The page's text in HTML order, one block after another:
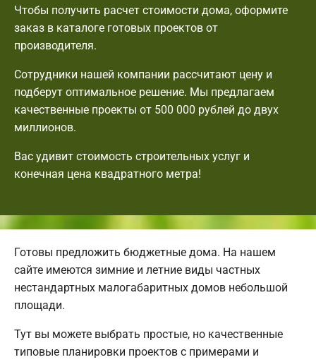
Чтобы получить расчет стоимости дома, оформите
заказ в каталоге готовых проектов от
производителя.
Сотрудники нашей компании рассчитают цену и
подберут оптимальное решение. Мы предлагаем
качественные проекты от 500 000 рублей до двух
миллионов.
Вас удивит стоимость строительных услуг и
конечная цена квадратного метра!
Готовы предложить бюджетные дома. На нашем
сайте имеются зимние и летние виды частных
нестандартных малогабаритных домов небольшой
площади.
Тут вы можете выбрать простые, но качественные
типовые планировки проектов с примерами и